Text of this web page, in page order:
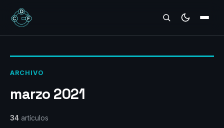
REVIEWS
ARCHIVO
marzo 2021
34 artículos